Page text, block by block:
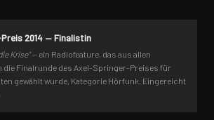
2014 — Finalistin
Krise"— ein Radiofeature, das aus allen
die Finalrunde des Axel-Springer-Preises für
gewählt wurde, Kategorie Hörfunk. Eingereicht